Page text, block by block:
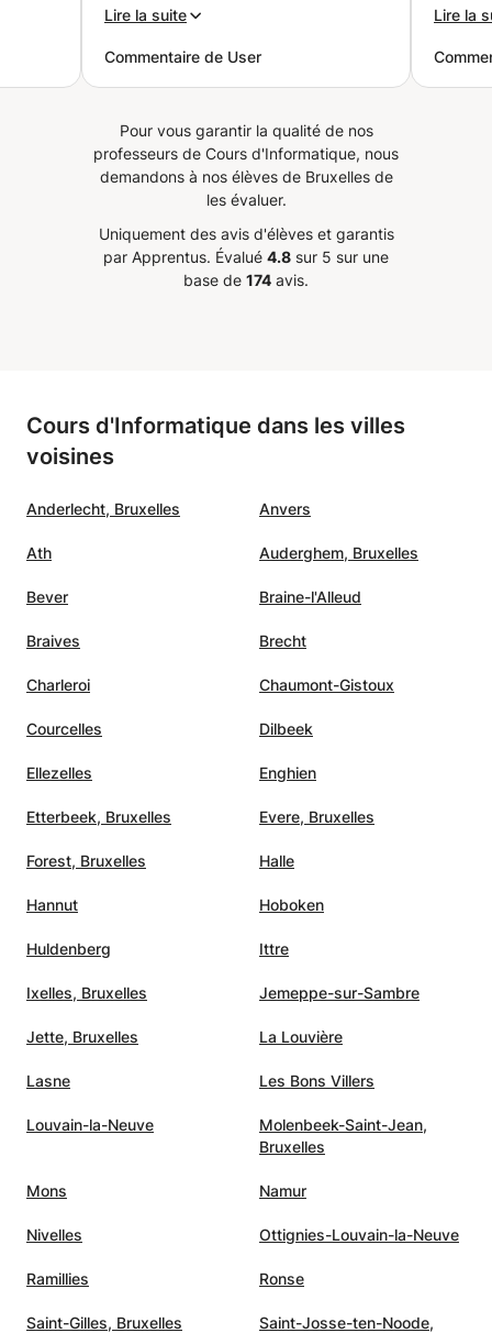
et à sa pédagogie, mon fils a
retrouvé confiance en lui en
mathématiques. Nous sommes
recommandons. ”
Lire la suite
Commentaire de User
que
avec
Lire la
Pour vous garantir la qualité de nos
professeurs de Cours d'Informatique, nous
demandons à nos élèves de Bruxelles de
les évaluer.
Uniquement des avis d'élèves et garantis
par Apprentus. Évalué 4.8 sur 5 sur une
base de 174 avis.
Cours d'Informatique dans les villes
voisines
Anderlecht, Bruxelles Anvers
Ath Auderghem, Bruxelles
Bever Braine-l'Alleud
Braives Brecht
Charleroi Chaumont-Gistoux
Courcelles Dilbeek
Ellezelles Enghien
Etterbeek, Bruxelles Evere, Bruxelles
Forest, Bruxelles Halle
Hannut Hoboken
Huldenberg Ittre
Ixelles, Bruxelles Jemeppe-sur-Sambre
Jette, Bruxelles La Louvière
Lasne Les Bons Villers
Louvain-la-Neuve
Molenbeek-Saint-Jean,
Bruxelles
Mons Namur
Nivelles Ottignies-Louvain-la-Neuve
Ramillies Ronse
Saint-Gilles, Bruxelles
Saint-Josse-ten-Noode,